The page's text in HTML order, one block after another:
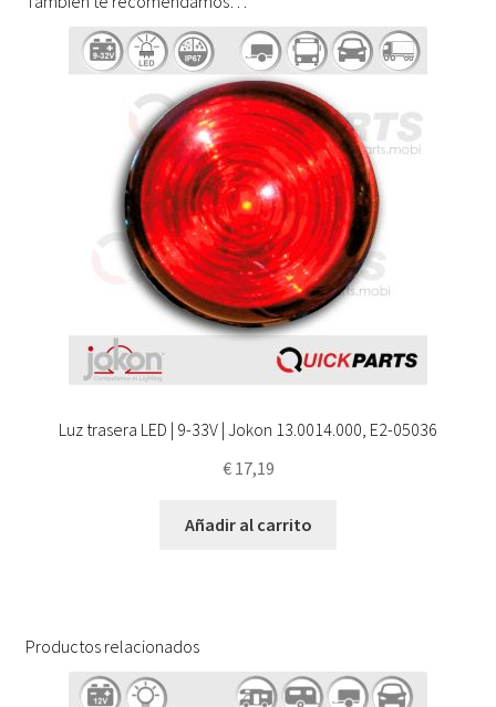
Luz trasera LED | 9-33V | Jokon 13.0014.000, E2-05036
€17,19
Añadir al carrito
Productos relacionados